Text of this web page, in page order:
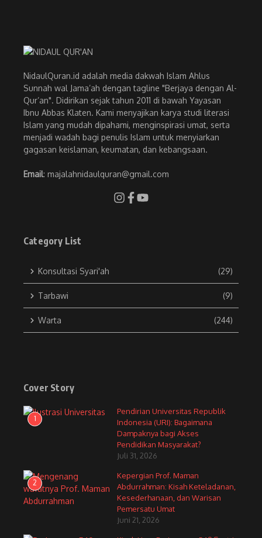
NidaulQuran.id adalah media dakwah Islam Ahlus
Sunnah wal Jama’ah dengan tagline "Berjaya dengan Al-
Qur’an". Didirikan sejak tahun 2011 di bawah Yayasan
Ibnu Abbas Klaten. Kami menyajikan karya studi literasi
Islam yang mudah dipahami, menginspirasi umat, serta
menjadi wadah bagi penulis Islam untuk menyiarkan
gagasan keislaman, keumatan, dan kebangsaan.
Email: majalahnidaulquran@gmail.com
Category List
Konsultasi Syari'ah (29)
Tarbawi (9)
Warta (244)
Cover Story
1
Pendirian Universitas Republik
Indonesia (URI): Bagaimana
Dampaknya bagi Akses
Pendidikan Masyarakat?
Juli 31, 2026
2
Kepergian Prof. Maman
Abdurrahman: Kisah Keteladanan,
Kesederhanaan, dan Warisan
Pemersatu Umat
Juni 21, 2026